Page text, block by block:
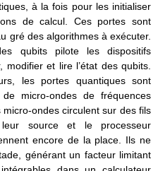
à la fois pour les initialiser
de calcul. Ces portes sont
gré des algorithmes à exécuter.
qubits pilote les dispositifs
modifier et lire l’état des qubits.
les portes quantiques sont
micro-ondes de fréquences
ondes circulent sur des fils
leur source et le processeur
encore de la place. Ils ne
générant un facteur limitant